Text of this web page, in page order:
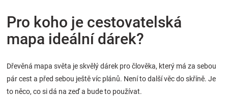
Pro koho je cestovatelská
mapa ideální dárek?
Dřevěná mapa světa je skvělý dárek pro člověka, který má za sebou
pár cest a před sebou ještě víc plánů. Není to další věc do skříně. Je
to něco, co si dá na zeď a bude to používat.